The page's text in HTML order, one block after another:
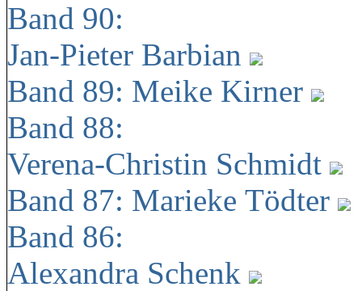
Band 90:
Jan-Pieter Barbian
Band 89: Meike Kirner
Band 88:
Verena-Christin Schmidt
Band 87: Marieke Tödter
Band 86:
Alexandra Schenk